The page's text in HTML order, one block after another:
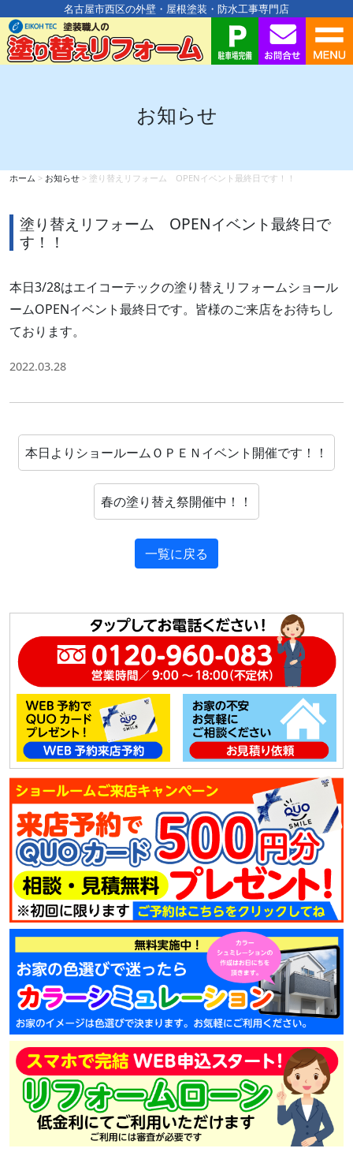
名古屋市西区の外壁・屋根塗装・防水工事専門店
お知らせ
ホーム > お知らせ > 塗り替えリフォーム OPENイベント最終日です！！
塗り替えリフォーム OPENイベント最終日で
す！！
本日3/28はエイコーテックの塗り替えリフォームショール
ームOPENイベント最終日です。皆様のご来店をお待ちし
ております。
2022.03.28
本日よりショールームＯＰＥＮイベント開催です！！
春の塗り替え祭開催中！！
一覧に戻る